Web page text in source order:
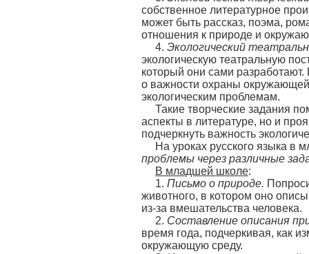
собственное литературное
может быть рассказ, поэма,
отношения к природе и
4. Экологический
экологическую театральную
который они сами
о важности охраны
экологическим проблемам.
Такие творческие задания
аспекты в литературе, но и
подчеркнуть важность
На уроках русского языка
проблемы через различные
В младшей школе:
1. Письмо о природе.
животного, в котором оно
из-за вмешательства человека.
2. Составление описания
время года, подчеркивая, как
окружающую среду.